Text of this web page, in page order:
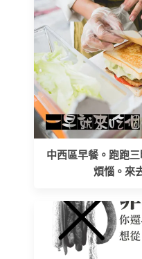
中西區早餐。跑跑
煩惱。來